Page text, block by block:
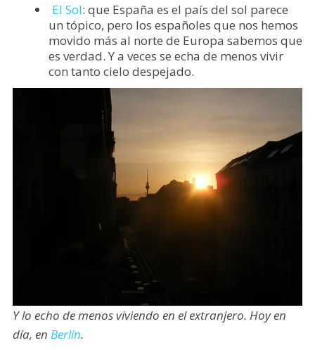
El Sol: que España es el país del sol parece
un tópico, pero los españoles que nos hemos
movido más al norte de Europa sabemos que
es verdad. Y a veces se echa de menos vivir
con tanto cielo despejado.
Y lo echo de menos viviendo en el extranjero. Hoy en
día, en Berlín.